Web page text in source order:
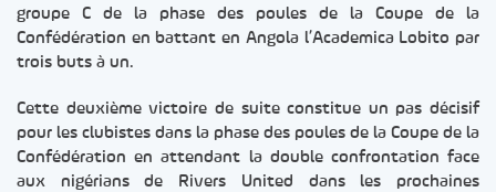
groupe C de la phase des poules de la Coupe de la
Confédération en battant en Angola l’Academica Lobito par
trois buts à un.
Cette deuxième victoire de suite constitue un pas décisif
pour les clubistes dans la phase des poules de la Coupe de la
Confédération en attendant la double confrontation face
aux nigérians de Rivers United dans les prochaines